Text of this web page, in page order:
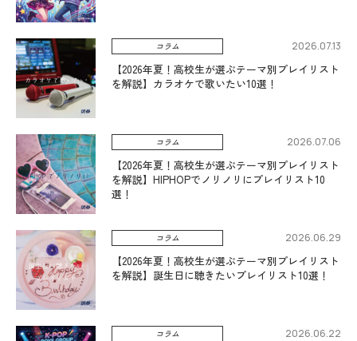
コラム 2026.07.13
【2026年夏！高校生が選ぶテーマ別プレイリスト
を解説】カラオケで歌いたい10選！
コラム 2026.07.06
【2026年夏！高校生が選ぶテーマ別プレイリスト
を解説】HIPHOPでノリノリにプレイリスト10
選！
コラム 2026.06.29
【2026年夏！高校生が選ぶテーマ別プレイリスト
を解説】誕生日に聴きたいプレイリスト10選！
コラム 2026.06.22